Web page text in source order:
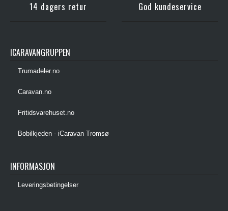
14 dagers retur God kundeservice
ICARAVANGRUPPEN
Trumadeler.no
Caravan.no
Fritidsvarehuset.no
Bobilkjeden - iCaravan Tromsø
INFORMASJON
Leveringsbetingelser